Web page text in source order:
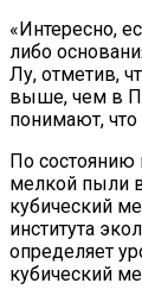
«Интересно,
либо
Лу, отметив,
выше, чем в
понимают, что
По состоянию
мелкой пыли
кубический
института
определяет
кубический